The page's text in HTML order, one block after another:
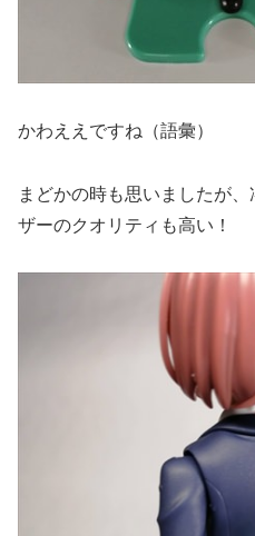
かわええですね（語彙）
まどかの時も思いましたが
ザーのクオリティも高い！